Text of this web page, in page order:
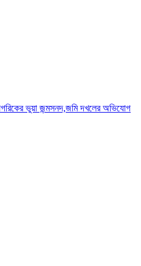
ভুয়া জন্মসনদ,জমি দখলের অভিযোগ